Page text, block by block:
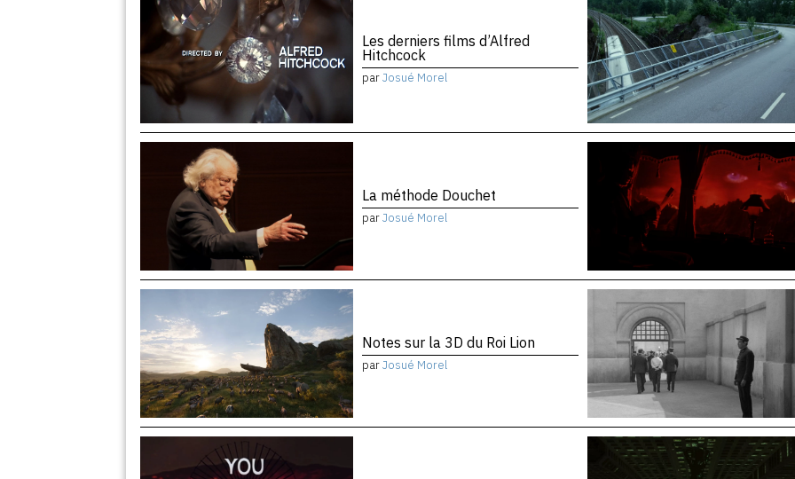
Les derniers films d’Alfred
Hitchcock
parJosué Morel
La méthode Douchet
parJosué Morel
Notes sur la 3D du Roi Lion
parJosué Morel